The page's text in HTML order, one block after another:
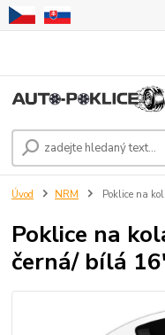
Úvod NRM Poklice na
Poklice na
černá/ bílá